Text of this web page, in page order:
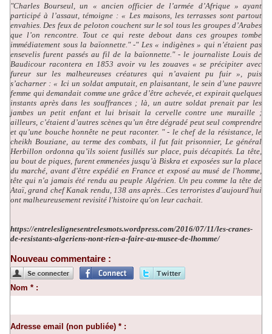
"Charles Bourseul, un « ancien officier de l’armée d’Afrique » ayant
participé à l’assaut, témoigne : « Les maisons, les terrasses sont partout
envahies. Des feux de peloton couchent sur le sol tous les groupes d’Arabes
que l’on rencontre. Tout ce qui reste debout dans ces groupes tombe
immédiatement sous la baïonnette." -" Les « indigènes » qui n’étaient pas
ensevelis furent passés au fil de la baïonnette." - le journaliste Louis de
Baudicour racontera en 1853 avoir vu les zouaves « se précipiter avec
fureur sur les malheureuses créatures qui n’avaient pu fuir », puis
s’acharner : « Ici un soldat amputait, en plaisantant, le sein d’une pauvre
femme qui demandait comme une grâce d’être achevée, et expirait quelques
instants après dans les souffrances ; là, un autre soldat prenait par les
jambes un petit enfant et lui brisait la cervelle contre une muraille ;
ailleurs, c’étaient d’autres scènes qu’un être dégradé peut seul comprendre
et qu’une bouche honnête ne peut raconter. " - le chef de la résistance, le
cheikh Bouziane, au terme des combats, il fut fait prisonnier, Le général
Herbillon ordonna qu’ils soient fusillés sur place, puis décapités. La tête,
au bout de piques, furent emmenées jusqu’à Biskra et exposées sur la place
du marché, avant d'être expédié en France et exposé au musé de l'homme,
tête qui n'a jamais été rendu au peuple Algérien. Un peu comme la tête de
Ataï, grand chef Kanak rendu, 138 ans après...Ces terroristes d'aujourd'hui
ont malheureusement revisité l'histoire qu'on leur cachait.
https://entreleslignesentrelesmots.wordpress.com/2016/07/11/les-cranes-
de-resistants-algeriens-nont-rien-a-faire-au-musee-de-lhomme/
Nouveau commentaire :
Nom * :
Adresse email (non publiée) * :